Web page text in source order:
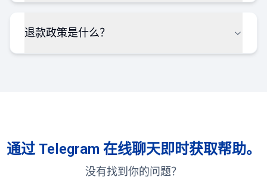
退款政策是什么？
通过 Telegram 在线聊天即时获取帮助。
没有找到你的问题？